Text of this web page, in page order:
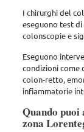
I chirurghi del
eseguono test
colonscopie e
Eseguono
condizioni come
colon-retto,
infiammatorie
Quando puoi
zona